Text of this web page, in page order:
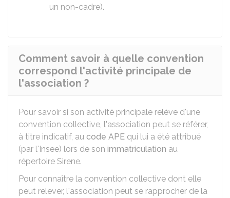
un non-cadre).
Comment savoir à quelle convention
correspond l'activité principale de
l'association ?
Pour savoir si son activité principale relève d'une
convention collective, l'association peut se référer,
à titre indicatif, au code APE qui lui a été attribué
(par l'Insee) lors de son immatriculation au
répertoire Sirene.
Pour connaître la convention collective dont elle
peut relever, l'association peut se rapprocher de la